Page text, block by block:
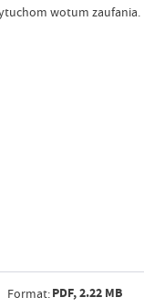
wotum zaufania.
Format:PDF,2.22 MB